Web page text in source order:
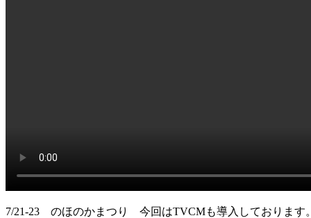
7/21-23 のほのかまつり 今回はTVCMも導入しております